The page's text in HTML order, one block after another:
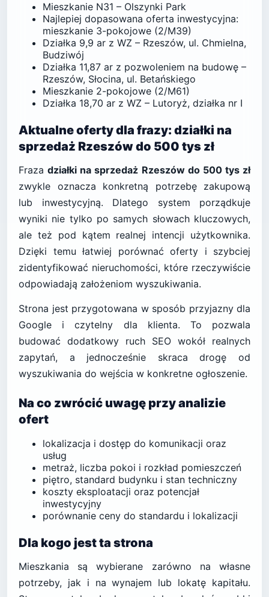
Mieszkanie N31 – Olszynki Park
Najlepiej dopasowana oferta inwestycyjna:
mieszkanie 3-pokojowe (2/M39)
Działka 9,9 ar z WZ – Rzeszów, ul. Chmielna,
Budziwój
Działka 11,87 ar z pozwoleniem na budowę –
Rzeszów, Słocina, ul. Betańskiego
Mieszkanie 2-pokojowe (2/M61)
Działka 18,70 ar z WZ – Lutoryż, działka nr I
Aktualne oferty dla frazy: działki na
sprzedaż Rzeszów do 500 tys zł
Frazadziałki na sprzedaż Rzeszów do 500 tys zł
zwykle oznacza konkretną potrzebę zakupową
lub inwestycyjną. Dlatego system porządkuje
wyniki nie tylko po samych słowach kluczowych,
ale też pod kątem realnej intencji użytkownika.
Dzięki temu łatwiej porównać oferty i szybciej
zidentyfikować nieruchomości, które rzeczywiście
odpowiadają założeniom wyszukiwania.
Strona jest przygotowana w sposób przyjazny dla
Google i czytelny dla klienta. To pozwala
budować dodatkowy ruch SEO wokół realnych
zapytań, a jednocześnie skraca drogę od
wyszukiwania do wejścia w konkretne ogłoszenie.
Na co zwrócić uwagę przy analizie
ofert
lokalizacja i dostęp do komunikacji oraz
usług
metraż, liczba pokoi i rozkład pomieszczeń
piętro, standard budynku i stan techniczny
koszty eksploatacji oraz potencjał
inwestycyjny
porównanie ceny do standardu i lokalizacji
Dla kogo jest ta strona
Mieszkania są wybierane zarówno na własne
potrzeby, jak i na wynajem lub lokatę kapitału.